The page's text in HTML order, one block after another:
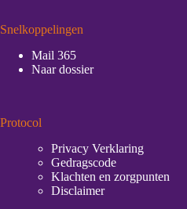
Snelkoppelingen
Mail 365
Naar dossier
Protocol
Privacy Verklaring
Gedragscode
Klachten en zorgpunten
Disclaimer